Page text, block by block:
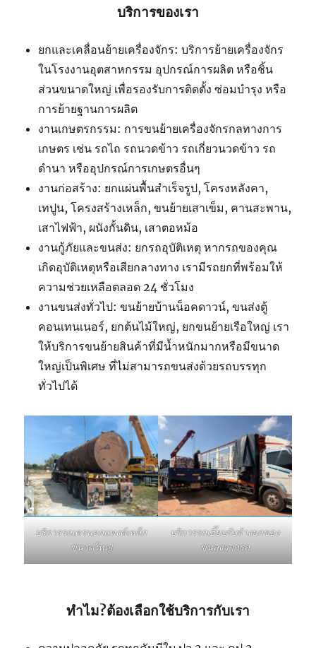
บริการของเรา
ยกและเคลื่อนย้ายเครื่องจักร: บริการย้ายเครื่องจักร
ในโรงงานอุตสาหกรรม อุปกรณ์การผลิต หรือชิ้น
ส่วนขนาดใหญ่ เพื่อรองรับการติดตั้ง ซ่อมบำรุง หรือ
การย้ายฐานการผลิต
งานเกษตรกรรม: การขนย้ายเครื่องจักรกลทางการ
เกษตร เช่น รถไถ รถนวดข้าว รถเกี่ยวนวดข้าว รถ
ดำนา หรืออุปกรณ์การเกษตรอื่นๆ
งานก่อสร้าง: ยกแผ่นพื้นสำเร็จรูป, โครงหลังคา,
เทปูน, โครงสร้างเหล็ก, ขนย้ายเสาเข็ม, คานสะพาน,
เสาไฟฟ้า, ผนังกั้นดิน, เสาตอหม้อ
งานกู้ภัยและขนส่ง: ยกรถอุบัติเหตุ หากรถของคุณ
เกิดอุบัติเหตุหรือเสียกลางทาง เรามีรถยกที่พร้อมให้
ความช่วยเหลือตลอด 24 ชั่วโมง
งานขนส่งทั่วไป: ขนย้ายบ้านน็อคดาวน์, ขนส่งตู้
คอนเทนเนอร์, ยกต้นไม้ใหญ่, ยกขนย้ายเรือใหญ่ เรา
ให้บริการขนย้ายสินค้าที่มีน้ำหนักมากหรือมีขนาด
ใหญ่เป็นพิเศษ ที่ไม่สามารถขนส่งด้วยรถบรรทุก
ทั่วไปได้
บริการรถเครนยกแทงค์เหล็ก
ขนาดใหญ่
บริการรถเฮี๊ยบรับจ้างยกของ
ขนลงจากรถ
ทำไม?ต้องเลือกใช้บริการกับเรา